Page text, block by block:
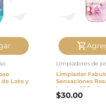
de Loto y
Limpiadores de
Limpiador
Sensaciones
Lychee 650 ml
$30.00